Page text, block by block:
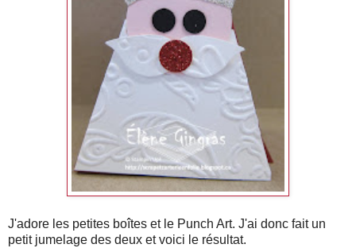
J'adore les petites boîtes et le Punch Art. J'ai donc fait un
petit jumelage des deux et voici le résultat.